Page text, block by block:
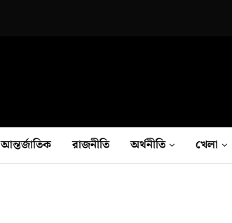
আন্তর্জাতিক রাজনীতি অর্থনীতি খেলা